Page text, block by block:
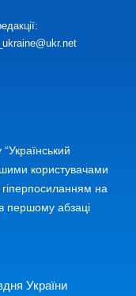
користувачами
на
першому абзаці
України